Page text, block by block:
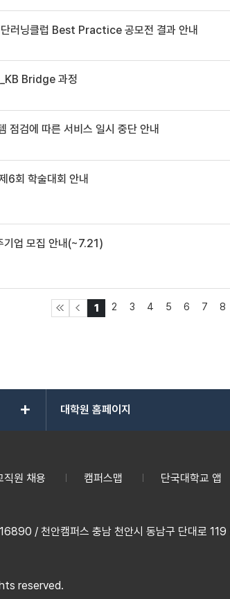
러닝클럽 Best Practice 공모전 결과 안내
Bridge 과정
점검에 따른 서비스 일시 중단 안내
6회 학술대회 안내
기업 모집 안내(~7.21)
1 2 3 4 5 6 7 8
add 대학원 홈페이지
직원 채용 캠퍼스맵 단국대학교 앱
/ 천안캠퍼스 충남 천안시 동남구 단대로
reserved.